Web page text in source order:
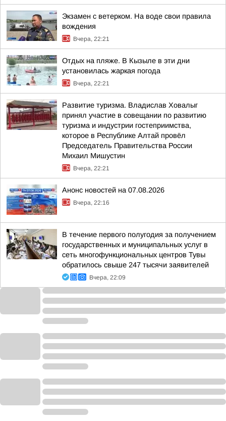
Экзамен с ветерком. На воде свои правила
вождения
Вчера, 22:21
Отдых на пляже. В Кызыле в эти дни
установилась жаркая погода
Вчера, 22:21
Развитие туризма. Владислав Ховалыг
принял участие в совещании по развитию
туризма и индустрии гостеприимства,
которое в Республике Алтай провёл
Председатель Правительства России
Михаил Мишустин
Вчера, 22:21
Анонс новостей на 07.08.2026
Вчера, 22:16
В течение первого полугодия за получением
государственных и муниципальных услуг в
сеть многофункциональных центров Тувы
обратилось свыше 247 тысячи заявителей
Вчера, 22:09